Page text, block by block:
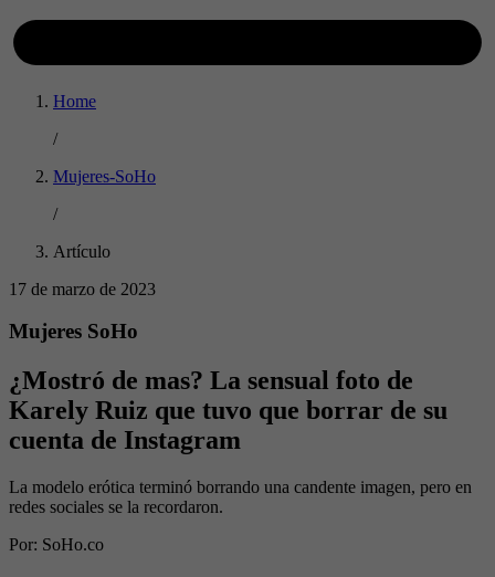
Home
/
Mujeres-SoHo
/
Artículo
17 de marzo de 2023
Mujeres SoHo
¿Mostró de mas? La sensual foto de
Karely Ruiz que tuvo que borrar de su
cuenta de Instagram
La modelo erótica terminó borrando una candente imagen, pero en
redes sociales se la recordaron.
Por: SoHo.co